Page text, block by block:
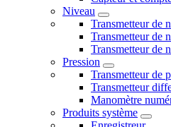
Niveau
Transmetteur de
Transmetteur de
Transmetteur de
Pression
Transmetteur de
Transmetteur
Manomètre
Produits système